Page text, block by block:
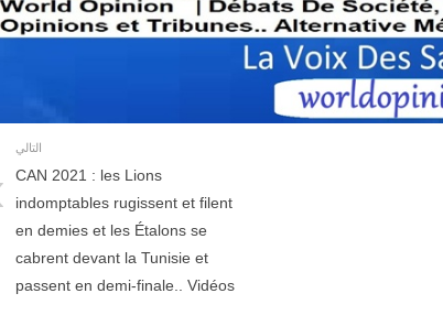
التالي
CAN 2021 : les Lions
indomptables rugissent et filent
en demies et les Étalons se
cabrent devant la Tunisie et
passent en demi-finale.. Vidéos